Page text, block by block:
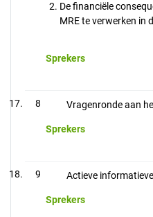
De financiële
MRE te verwerken in
Sprekers
8 Vragenronde aan
Sprekers
9 Actieve
Sprekers